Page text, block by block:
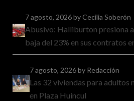
7 agosto, 2026by Cecilia Soberón
Abusivo: Halliburton presiona
baja del 23% en sus contratos
7 agosto, 2026by Redacción
Las 32 viviendas para adultos
en Plaza Huincul